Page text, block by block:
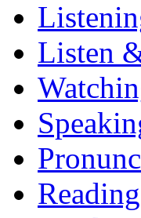
Listen
Reading